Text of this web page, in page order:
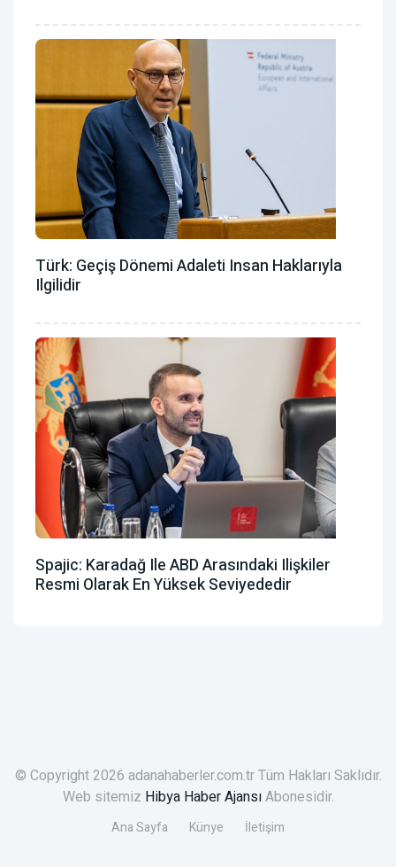
Türk: Geçiş Dönemi Adaleti Insan Haklarıyla
Ilgilidir
Spajic: Karadağ Ile ABD Arasındaki Ilişkiler
Resmi Olarak En Yüksek Seviyededir
© Copyright 2026 adanahaberler.com.tr Tüm Hakları Saklıdır.
Web sitemiz Hibya Haber AjansıAbonesidir.
Ana Sayfa Künye İletişim